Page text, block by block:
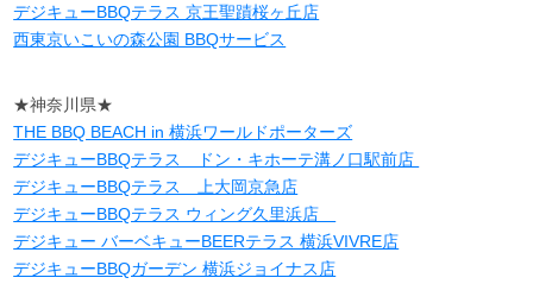
デジキューBBQテラス 京王聖蹟桜ヶ丘店
西東京いこいの森公園 BBQサービス
★神奈川県★
THE BBQ BEACH in 横浜ワールドポーターズ
デジキューBBQテラス ドン・キホーテ溝ノ口駅前店
デジキューBBQテラス 上大岡京急店
デジキューBBQテラス ウィング久里浜店
デジキュー バーベキューBEERテラス 横浜VIVRE店
デジキューBBQガーデン 横浜ジョイナス店